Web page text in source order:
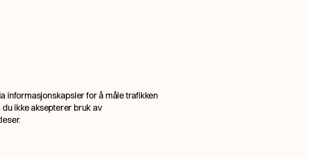
informasjonskapsler for å måle trafikken
ikke aksepterer bruk av